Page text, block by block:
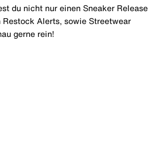
du nicht nur einen Sneaker Release
Restock Alerts, sowie Streetwear
gerne rein!